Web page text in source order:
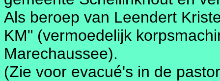
Als beroep van Leendert
KM" (vermoedelijk
Marechaussee).
(Zie voor evacué's in de